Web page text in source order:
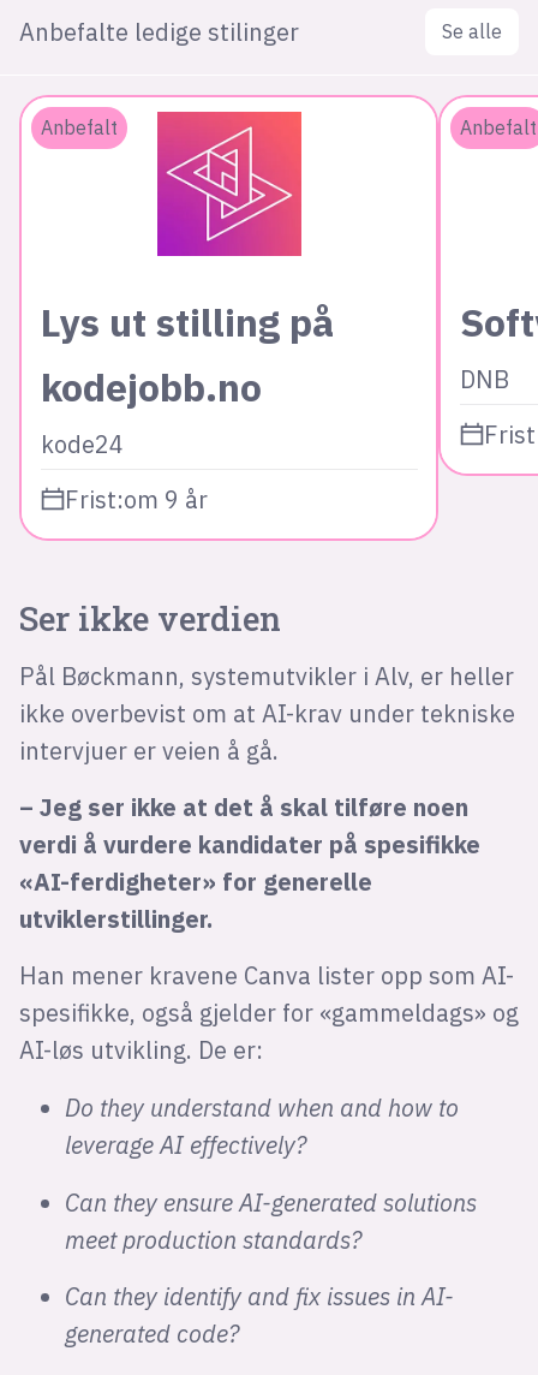
Anbefalte ledige stilinger Se alle
Anbefalt
Lys ut stilling på
kodejobb.no
kode24
Frist:om 9 år
Anbefalt
DNB
Ser ikke verdien
Pål Bøckmann, systemutvikler i Alv, er heller
ikke overbevist om at AI-krav under tekniske
intervjuer er veien å gå.
– Jeg ser ikke at det å skal tilføre noen
verdi å vurdere kandidater på spesifikke
«AI-ferdigheter» for generelle
utviklerstillinger.
Han mener kravene Canva lister opp som AI-
spesifikke, også gjelder for «gammeldags» og
AI-løs utvikling. De er:
Do they understand when and how to
leverage AI effectively?
Can they ensure AI-generated solutions
meet production standards?
Can they identify and fix issues in AI-
generated code?